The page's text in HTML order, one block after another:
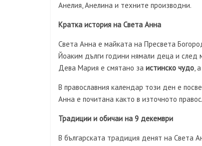
Анелия, Анелина и техните производни.
Кратка история на Света Анна
Света Анна е майката на Пресвета
Йоаким дълги години нямали деца и след
Дева Мария е смятано за истинско чудо,
В православния календар този ден е
Анна е почитана както в източното
Традиции и обичаи на 9 декември
В българската традиция денят на Света